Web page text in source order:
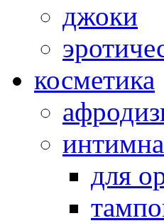
джоки
косметика
для